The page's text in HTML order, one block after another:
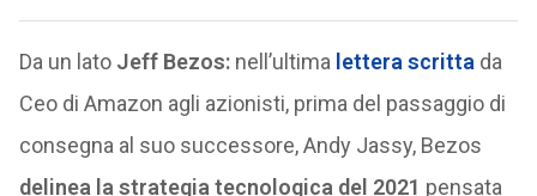
Da un latoJeff Bezos: nell’ultima lettera scritta da
Ceo di Amazon agli azionisti, prima del passaggio di
consegna al suo successore, Andy Jassy, Bezos
delinea la strategia tecnologica del 2021 pensata